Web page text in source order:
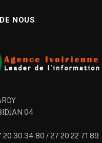
NOUS
04
20 30 34 80 / 27 20 22 71 89